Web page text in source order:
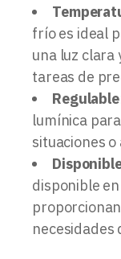
frío es ideal
una luz clara
tareas de
Regulable
lumínica
situaciones
disponible en
necesidades